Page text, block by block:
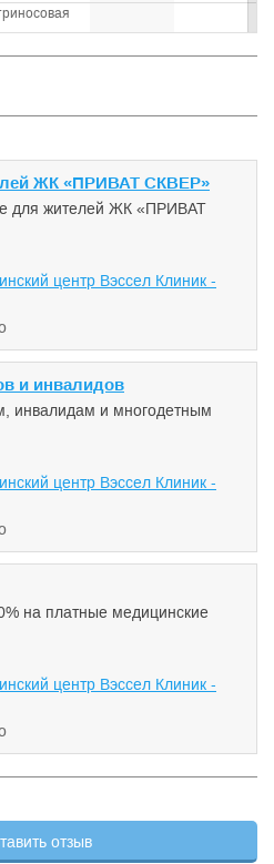
спирали)
капельное
2 500 ₽
спираль
250 ₽ —
2 200 ₽
1 650 ₽
абсцесса
1 000 ₽ —
(УЗДГ)
вен и
ЖК «ПРИВАТ СКВЕР»
для жителей ЖК «ПРИВАТ
центр Вэссел Клиник -
и инвалидов
инвалидам и многодетным
центр Вэссел Клиник -
на платные медицинские
центр Вэссел Клиник -
отзыв